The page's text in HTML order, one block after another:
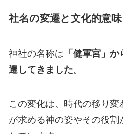
社名の変遷と文化的意味
神社の名称は 「健軍宮」
遷してきました。
この変化は、時代の移り変
が求める神の姿やその役割